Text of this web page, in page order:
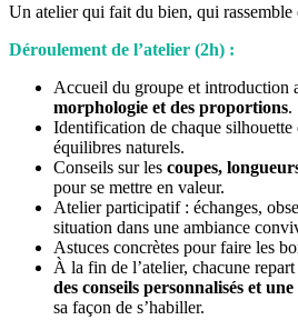
Un atelier qui fait du bien, qui rassemble
Déroulement de l’atelier (2h) :
Accueil du groupe et introduction
morphologie et des proportions.
Identification de chaque silhouette
équilibres naturels.
Conseils sur les coupes,
pour se mettre en valeur.
Atelier participatif : échanges,
situation dans une ambiance
Astuces concrètes pour faire les
À la fin de l’atelier, chacune repart
des conseils personnalisés et
sa façon de s’habiller.